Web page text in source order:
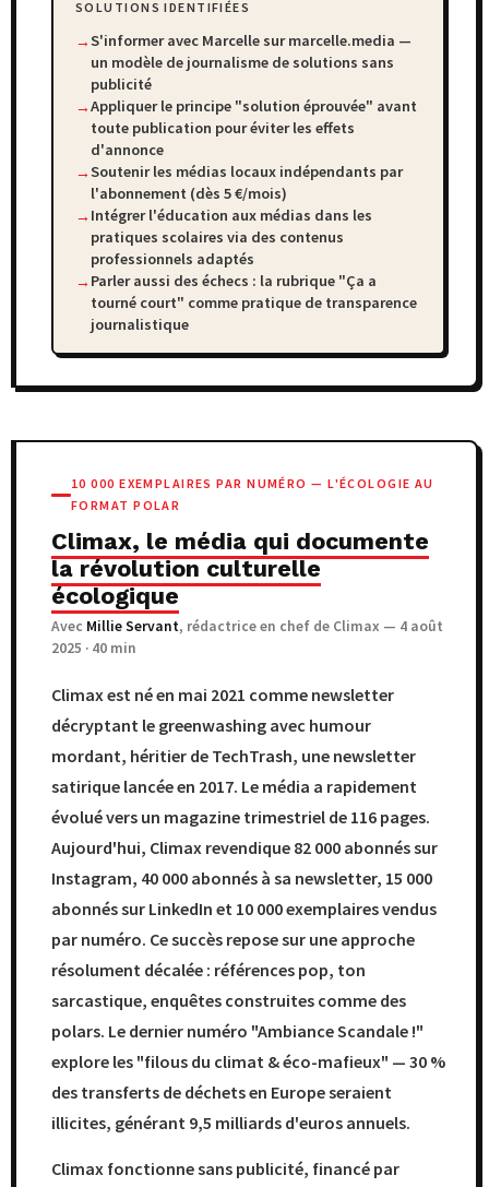
SOLUTIONS IDENTIFIÉES
S'informer avec Marcelle sur marcelle.media —
un modèle de journalisme de solutions sans
publicité
Appliquer le principe "solution éprouvée" avant
toute publication pour éviter les effets
d'annonce
Soutenir les médias locaux indépendants par
l'abonnement (dès 5 €/mois)
Intégrer l'éducation aux médias dans les
pratiques scolaires via des contenus
professionnels adaptés
Parler aussi des échecs : la rubrique "Ça a
tourné court" comme pratique de transparence
journalistique
10 000 EXEMPLAIRES PAR NUMÉRO — L'ÉCOLOGIE AU
FORMAT POLAR
Climax, le média qui documente
la révolution culturelle
écologique
Avec Millie Servant, rédactrice en chef de Climax — 4 août
2025 · 40 min
Climax est né en mai 2021 comme newsletter
décryptant le greenwashing avec humour
mordant, héritier de TechTrash, une newsletter
satirique lancée en 2017. Le média a rapidement
évolué vers un magazine trimestriel de 116 pages.
Aujourd'hui, Climax revendique 82 000 abonnés sur
Instagram, 40 000 abonnés à sa newsletter, 15 000
abonnés sur LinkedIn et 10 000 exemplaires vendus
par numéro. Ce succès repose sur une approche
résolument décalée : références pop, ton
sarcastique, enquêtes construites comme des
polars. Le dernier numéro "Ambiance Scandale !"
explore les "filous du climat & éco-mafieux" — 30 %
des transferts de déchets en Europe seraient
illicites, générant 9,5 milliards d'euros annuels.
Climax fonctionne sans publicité, financé par